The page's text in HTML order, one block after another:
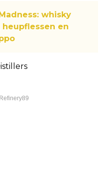
whisky
en